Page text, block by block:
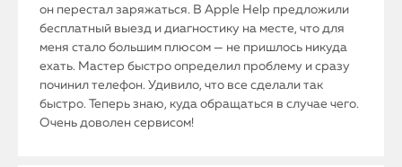
он перестал заряжаться. В Apple Help предложили
бесплатный выезд и диагностику на месте, что для
меня стало большим плюсом — не пришлось никуда
ехать. Мастер быстро определил проблему и сразу
починил телефон. Удивило, что все сделали так
быстро. Теперь знаю, куда обращаться в случае чего.
Очень доволен сервисом!